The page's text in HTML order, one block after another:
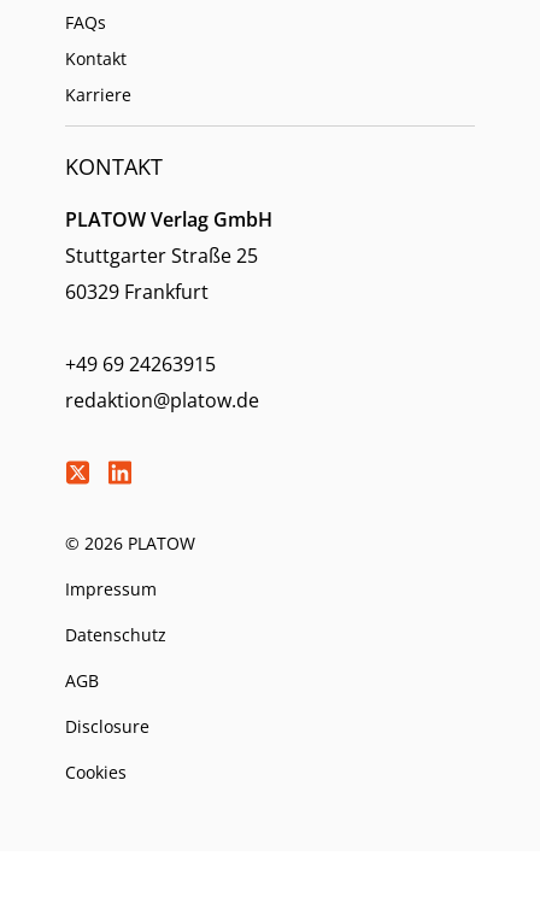
FAQs
Kontakt
Karriere
KONTAKT
PLATOW Verlag GmbH
Stuttgarter Straße 25
60329 Frankfurt
+49 69 24263915
redaktion@platow.de
© 2026 PLATOW
Impressum
Datenschutz
AGB
Disclosure
Cookies